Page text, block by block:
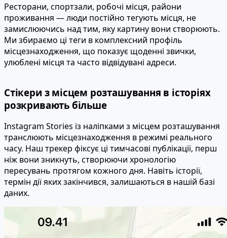
Ресторани, спортзали, робочі місця, райони
проживання — люди постійно тегують місця, не
замислюючись над тим, яку картину вони створюють.
Ми збираємо ці теги в комплексний профіль
місцезнаходження, що показує щоденні звички,
улюблені місця та часто відвідувані адреси.
Стікери з місцем розташування в історіях
розкривають більше
Instagram Stories із наліпками з місцем розташування
транслюють місцезнаходження в режимі реального
часу. Наш трекер фіксує ці тимчасові публікації, перш
ніж вони зникнуть, створюючи хронологію
пересувань протягом кожного дня. Навіть історії,
термін дії яких закінчився, залишаються в нашій базі
даних.